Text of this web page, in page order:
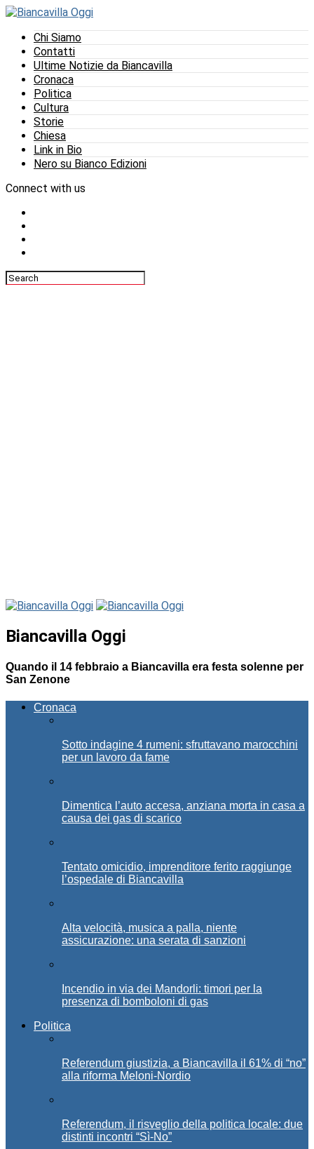
Chi Siamo
Contatti
Ultime Notizie da Biancavilla
Cronaca
Politica
Cultura
Storie
Chiesa
Link in Bio
Nero su Bianco Edizioni
Connect with us
Biancavilla Oggi
Quando il 14 febbraio a Biancavilla era festa solenne per
San Zenone
Cronaca
Sotto indagine 4 rumeni: sfruttavano marocchini
per un lavoro da fame
Dimentica l’auto accesa, anziana morta in casa a
causa dei gas di scarico
Tentato omicidio, imprenditore ferito raggiunge
l’ospedale di Biancavilla
Alta velocità, musica a palla, niente
assicurazione: una serata di sanzioni
Incendio in via dei Mandorli: timori per la
presenza di bomboloni di gas
Politica
Referendum giustizia, a Biancavilla il 61% di “no”
alla riforma Meloni-Nordio
Referendum, il risveglio della politica locale: due
distinti incontri “Sì-No”